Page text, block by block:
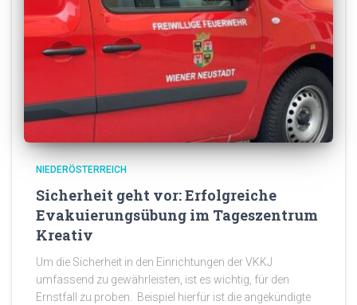
NIEDERÖSTERREICH
Sicherheit geht vor: Erfolgreiche
Evakuierungsübung im Tageszentrum
Kreativ
Um die Sicherheit in den Einrichtungen der VKKJ
umfassend zu gewährleisten, ist es wichtig, für den
Ernstfall zu proben. Beispiel hierfür ist die angekündigte